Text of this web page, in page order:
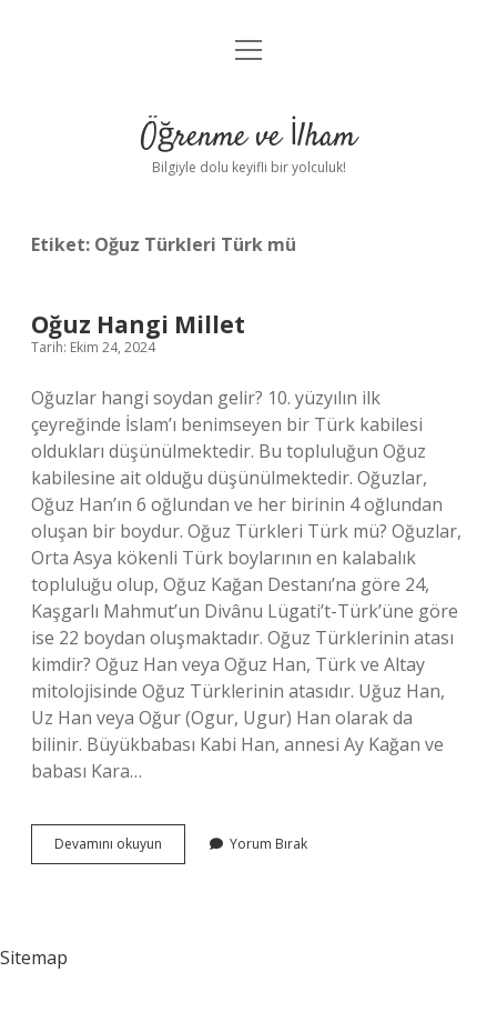
Anasayfa
Yasal Uyarı
menüyü
Öğrenme ve İlham
Bilgiyle dolu keyifli bir yolculuk!
Etiket: Oğuz Türkleri Türk mü
Oğuz Hangi Millet
Tarih: Ekim 24, 2024
Oğuzlar hangi soydan gelir? 10. yüzyılın ilk
çeyreğinde İslam’ı benimseyen bir Türk kabilesi
oldukları düşünülmektedir. Bu topluluğun Oğuz
kabilesine ait olduğu düşünülmektedir. Oğuzlar,
Oğuz Han’ın 6 oğlundan ve her birinin 4 oğlundan
oluşan bir boydur. Oğuz Türkleri Türk mü? Oğuzlar,
Orta Asya kökenli Türk boylarının en kalabalık
topluluğu olup, Oğuz Kağan Destanı’na göre 24,
Kaşgarlı Mahmut’un Divânu Lügati’t-Türk’üne göre
ise 22 boydan oluşmaktadır. Oğuz Türklerinin atası
kimdir? Oğuz Han veya Oğuz Han, Türk ve Altay
mitolojisinde Oğuz Türklerinin atasıdır. Uğuz Han,
Uz Han veya Oğur (Ogur, Ugur) Han olarak da
bilinir. Büyükbabası Kabi Han, annesi Ay Kağan ve
babası Kara…
Devamını okuyun
Hangi
Yorum Bırak
Sitemap